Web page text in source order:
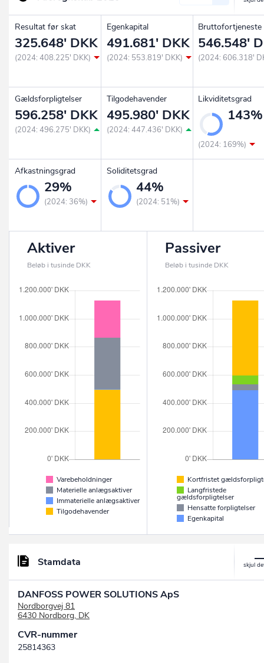
Resultat før skat
325.648' DKK
(2024: 408.225' DKK)
Egenkapital
491.681' DKK
(2024: 553.819' DKK)
Bruttofortjeneste
546.548'
(2024: 606.318'
Gældsforpligtelser
596.258' DKK
(2024: 496.275' DKK)
Tilgodehavender
495.980' DKK
(2024: 447.436' DKK)
Likviditetsgrad
143%
(2024: 169%)
Afkastningsgrad
29%
(2024: 36%)
Soliditetsgrad
44%
(2024: 51%)
Aktiver
Beløb i tusinde DKK
Varebeholdninger
Materielle anlægsaktiver
Immaterielle anlægsaktiver
Tilgodehavender
Passiver
Beløb i tusinde DKK
Kortfristet
Langfristede
gældsforpligtelser
Hensatte forpligtelser
Egenkapital
Stamdata
DANFOSS POWER SOLUTIONS ApS
Nordborgvej 81
6430 Nordborg, DK
CVR-nummer
25814363